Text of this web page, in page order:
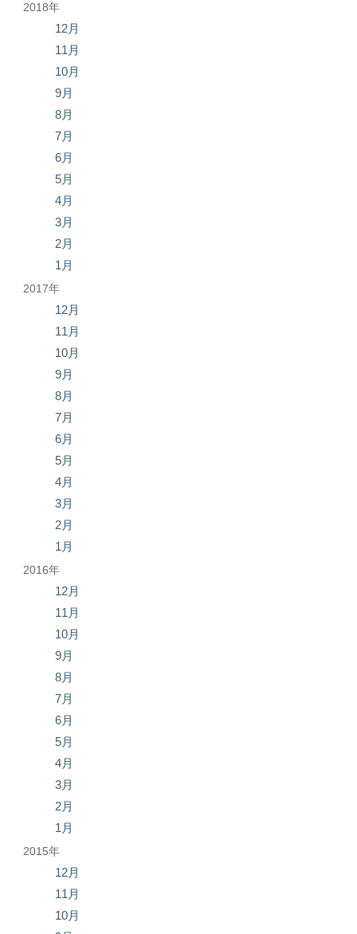
2018年
12月
11月
10月
9月
8月
7月
6月
5月
4月
3月
2月
1月
2017年
12月
11月
10月
9月
8月
7月
6月
5月
4月
3月
2月
1月
2016年
12月
11月
10月
9月
8月
7月
6月
5月
4月
3月
2月
1月
2015年
12月
11月
10月